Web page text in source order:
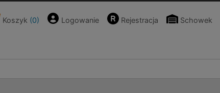
Koszyk (0) Logowanie Rejestracja Schowek